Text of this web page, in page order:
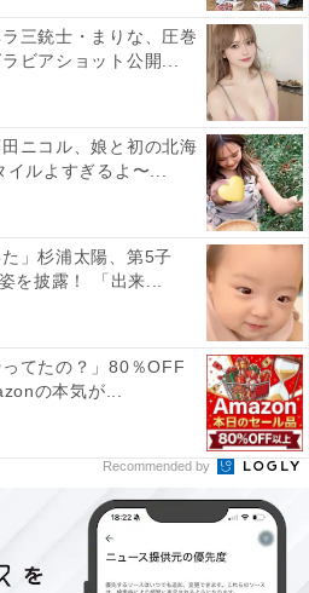
三銃士・まりな、圧巻
ビアショット公開...
田ニコル、娘と初の北海
イルよすぎるよ〜...
た」杉浦太陽、第5子
を披露！ 「出来...
ってたの？」80％OFF
の本気が...
Recommended by